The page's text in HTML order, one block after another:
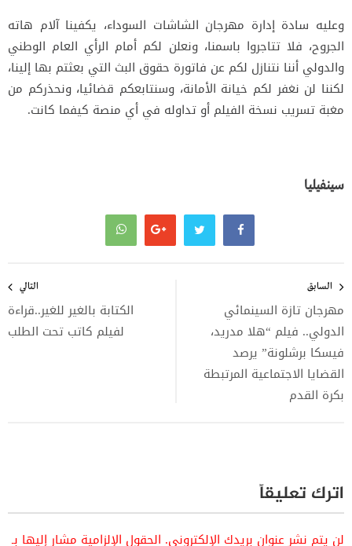
وعليه سادة إدارة مهرجان الشاشات السوداء، يكفينا آلام هاته
الجروح، فلا تتاجروا باسمنا، ونعلن لكم أمام الرأي العام الوطني
والدولي أننا نتنازل لكم عن فاتورة حقوق البث التي بعثتم بها إلينا،
لكننا لن نغفر لكم خيانة الأمانة، وسنتابعكم قضائيا، ونحذركم من
مغبة تسريب نسخة الفيلم أو تداوله في أي منصة كيفما كانت.
سينفيليا
المقالات
السابق
مهرجان تازة السينمائي
الدولي.. فيلم “هلا مدريد،
فيسكا برشلونة” يرصد
القضايا الاجتماعية المرتبطة
بكرة القدم
التالي
الكتابة بالغير للغير..قراءة
لفيلم كاتب تحت الطلب
اترك تعليقاً
لن يتم نشر عنوان بريدك الإلكتروني. الحقول الإلزامية مشار إليها بـ